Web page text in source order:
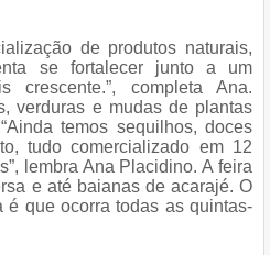
de produtos naturais,
se fortalecer junto a um
crescente.”, completa Ana.
verduras e mudas de plantas
temos sequilhos, doces
tudo comercializado em 12
lembra Ana Placidino. A feira
e até baianas de acarajé. O
que ocorra todas as quintas-